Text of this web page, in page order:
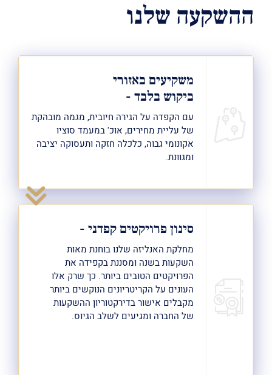
ההשקעה שלנו
משקיעים באזורי
ביקוש בלבד -
עם הקפדה על הגירה חיובית, מגמה מובהקת
של עליית מחירים, אוכ' במעמד סוציו
אקונומי גבוה, כלכלה חזקה ותעסוקה יציבה
ומגוונת.
סינון פרויקטים קפדני -
מחלקת האנליזה שלנו בוחנת מאות
השקעות בשנה ומסננת בקפידה את
הפרויקטים הטובים ביותר. כך שרק אלו
העונים על הקריטריונים הנוקשים ביותר
מקבלים אישור בדירקטוריון ההשקעות
של החברה ומגיעים לשלב הגיוס.